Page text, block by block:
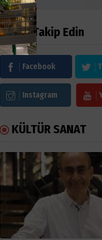
Bizi Takip Edin
Facebook
Instagram
KÜLTÜR SANAT